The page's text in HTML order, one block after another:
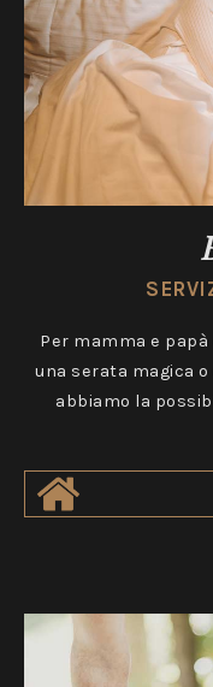
Per mamma e
una serata magica
abbiamo la